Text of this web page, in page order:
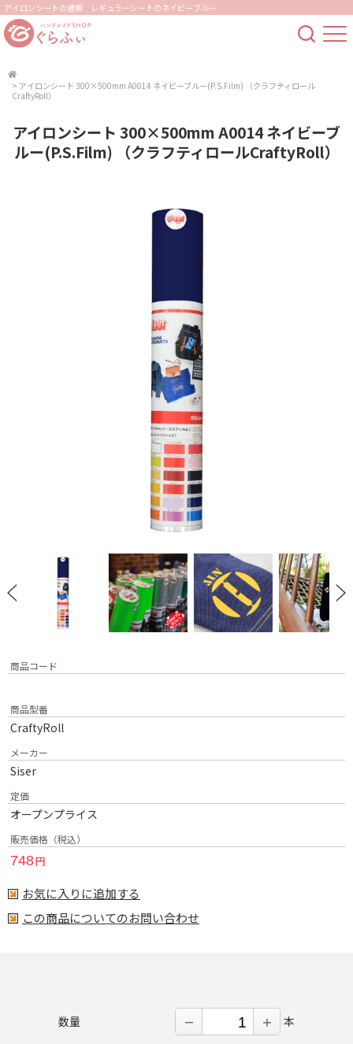
アイロンシートの通販 レギュラーシートのネイビーブルー
> アイロンシート 300×500mm A0014 ネイビーブルー(P.S.Film) （クラフティロール
CraftyRoll）
アイロンシート 300×500mm A0014 ネイビーブ
ルー(P.S.Film) （クラフティロールCraftyRoll）
商品コード
商品型番
CraftyRoll
メーカー
Siser
定価
オープンプライス
販売価格（税込）
748円
お気に入りに追加する
この商品についてのお問い合わせ
数量 － ＋ 本